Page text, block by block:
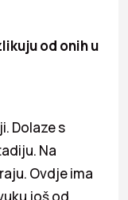
od onih u
Dolaze s
Na
Ovdje ima
još od